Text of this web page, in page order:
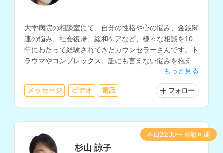
大学病院の相談室にて、自分の性格や心の悩み、金銭関
連の悩み、社会復帰、緩和ケアなど、様々な相談を10
年にわたって経験されてきたカウンセラーさんです。ト
ラウマやコンプレックス、誰にも言えない悩みを抱えて
もっと見る
メッセージ ビデオ 電話 フォロー
杉山 諒子
本日21:30〜 相談可能